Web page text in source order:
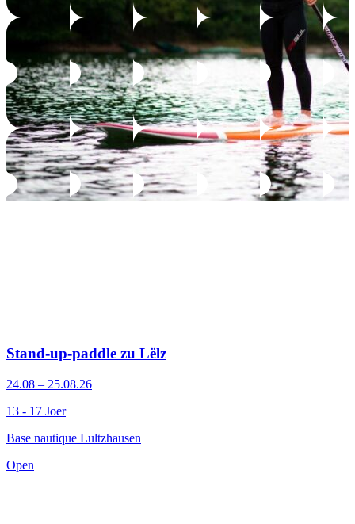
Stand-up-paddle zu Lëlz
24.08 – 25.08.26
13 - 17 Joer
Base nautique Lultzhausen
Open